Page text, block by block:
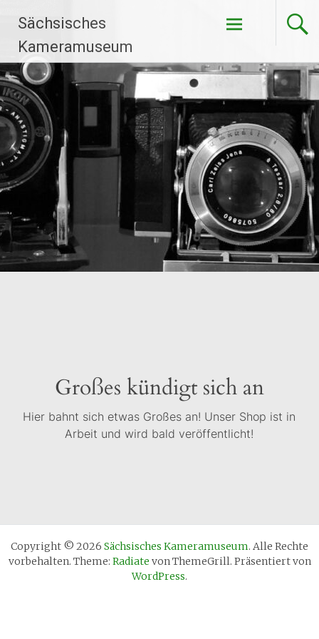
Inhalt
springen
Sächsisches
Kameramuseum
Großes kündigt sich an
Hier bahnt sich etwas Großes an! Unser Shop ist in
Arbeit und wird bald veröffentlicht!
Copyright © 2026 Sächsisches Kameramuseum. Alle Rechte
vorbehalten. Theme: Radiate von ThemeGrill. Präsentiert von
WordPress.